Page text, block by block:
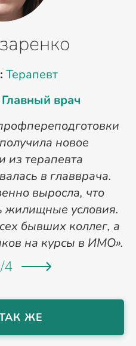
Терапевт
Главный врач
новое
из терапевта
в главврача.
выросла, что
жилищные условия.
бывших коллег, а
на курсы в ИМО».
/4
ЖЕ